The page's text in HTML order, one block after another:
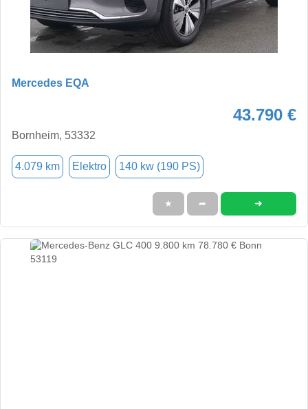
Mercedes EQA
43.790 €
Bornheim, 53332
4.079 km Elektro 140 kw (190 PS)
★ ➦ ➜